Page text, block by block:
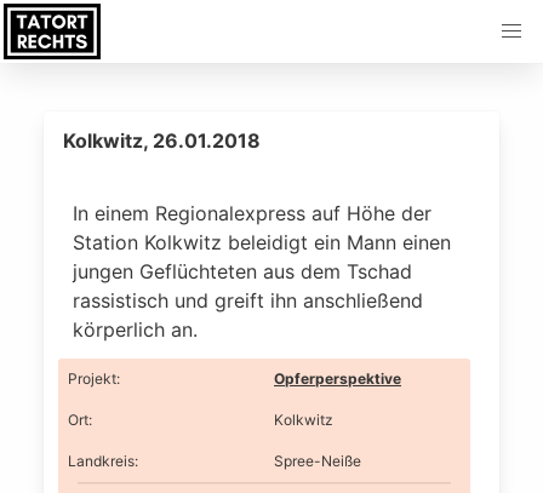
Kolkwitz, 26.01.2018
In einem Regionalexpress auf Höhe der
Station Kolkwitz beleidigt ein Mann einen
jungen Geflüchteten aus dem Tschad
rassistisch und greift ihn anschließend
körperlich an.
Projekt: Opferperspektive
Ort: Kolkwitz
Landkreis: Spree-Neiße